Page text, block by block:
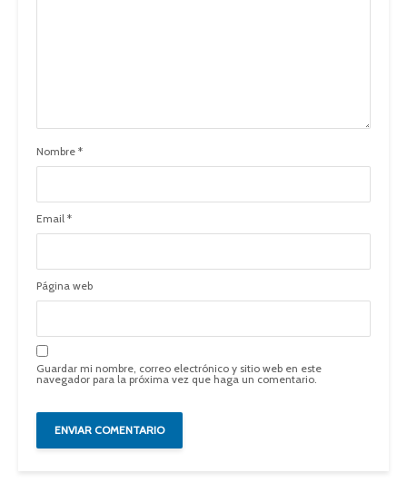
Nombre *
Email *
Página web
Guardar mi nombre, correo electrónico y sitio web en este
navegador para la próxima vez que haga un comentario.